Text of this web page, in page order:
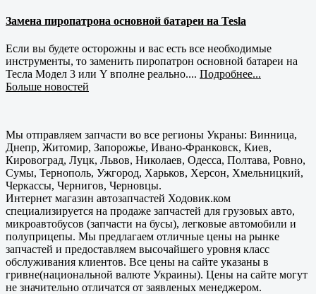
Замена пиропатрона основной батареи на Tesla
Если вы будете осторожны и вас есть все необходимые
инструменты, то заменить пиропатрон основной батареи на
Тесла Модел 3 или Y вполне реально.... Подробнее...
Больше новостей
Мы отправляем запчасти во все регионы Украны: Винница,
Днепр, Житомир, Запорожье, Ивано-Франковск, Киев,
Кировоград, Луцк, Львов, Николаев, Одесса, Полтава, Ровно,
Сумы, Тернополь, Ужгород, Харьков, Херсон, Хмельницкий,
Черкассы, Чернигов, Черновцы.
Интернет магазин автозапчастей Ходовик.ком
специализируется на продаже запчастей для грузовых авто,
микроавтобусов (запчасти на бусы), легковые автомобили и
полуприцепы. Мы предлагаем отличные цены на рынке
запчастей и предоставляем высочайшего уровня класс
обслуживания клиентов. Все цены на сайте указаны в
гривне(национальной валюте Украины). Цены на сайте могут
не значительно отличатся от заявленых менеджером.